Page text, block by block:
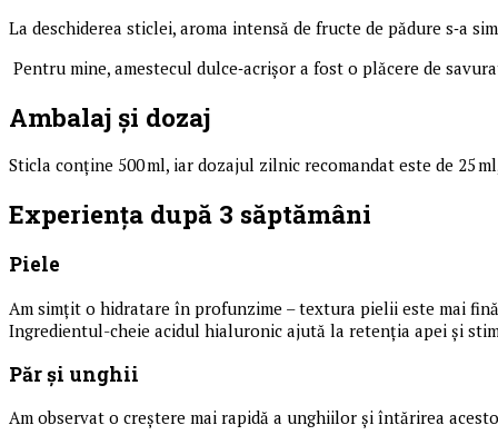
La deschiderea sticlei, aroma intensă de fructe de pădure s‑a
Pentru mine, amestecul dulce‑acrișor a fost o plăcere de
Ambalaj și dozaj
Sticla conține 500 ml, iar dozajul zilnic recomandat este de 25
Experiența după 3 săptămâni
Piele
Am simțit o hidratare în profunzime – textura pielii este mai
Ingredientul-cheie acidul hialuronic ajută la retenția apei și
Păr și unghii
Am observat o creștere mai rapidă a unghiilor și întărirea